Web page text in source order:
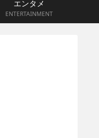
エンタメ
ENTERTAINMENT